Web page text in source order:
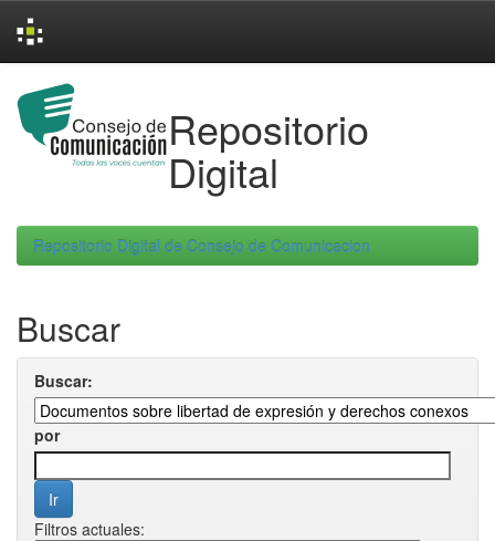
navigation
Repositorio
Digital
Repositorio Digital de Consejo de Comunicacion
Buscar
Buscar:
por
Filtros actuales: